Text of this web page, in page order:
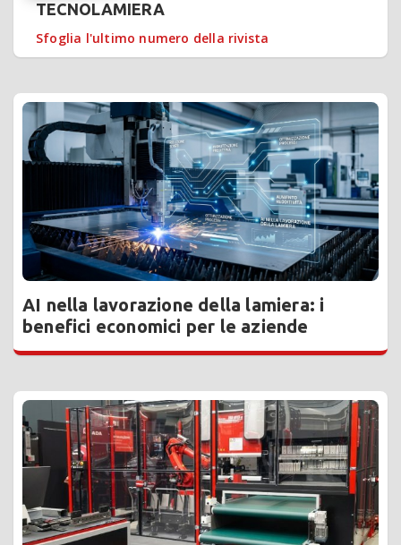
TECNOLAMIERA
Sfoglia l'ultimo numero della rivista
AI nella lavorazione della lamiera: i
benefici economici per le aziende